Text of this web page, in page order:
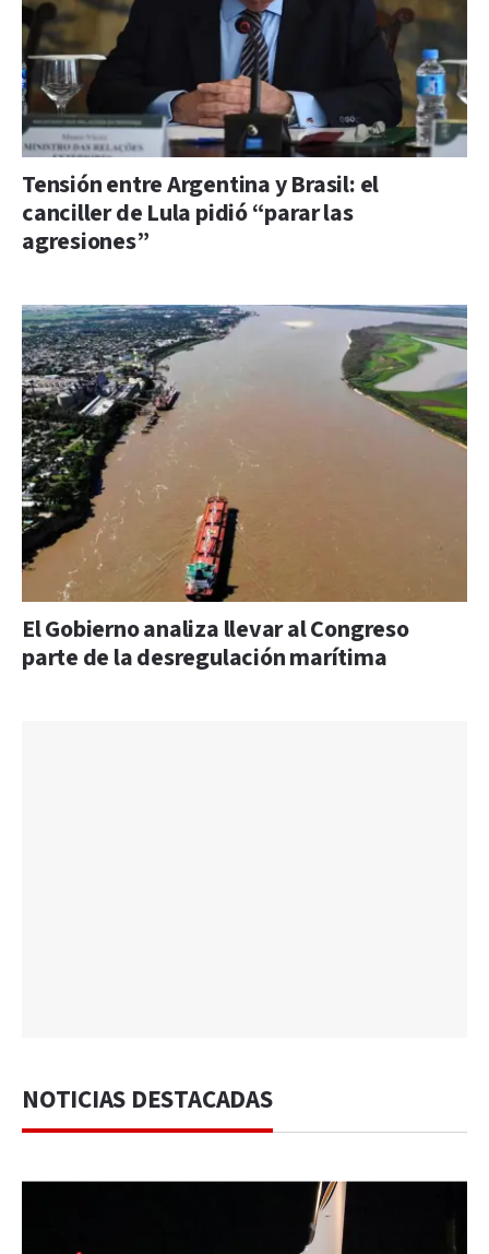
Tensión entre Argentina y Brasil: el
canciller de Lula pidió “parar las
agresiones”
El Gobierno analiza llevar al Congreso
parte de la desregulación marítima
NOTICIAS DESTACADAS